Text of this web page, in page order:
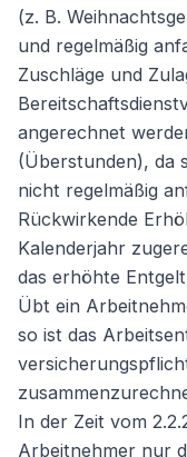
(z. B.
und regelmäßig
Zuschläge und
angerechnet
(Überstunden), da
nicht regelmäßig
Rückwirkende
Kalenderjahr
das erhöhte
Übt ein
so ist das
In der Zeit vom
Arbeitnehmer nur